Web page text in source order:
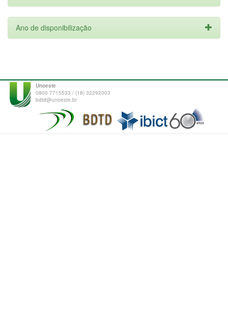
Ano de disponibilização
Unoeste
0800 7715533 / (18) 32292003
bdtd@unoeste.br